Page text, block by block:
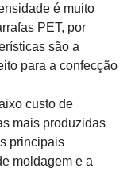
é muito
PET, por
são a
para a confecção
custo de
mais produzidas
principais
moldagem e a